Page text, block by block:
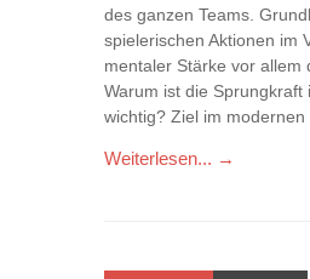
des ganzen Teams.
spielerischen Aktionen im
mentaler Stärke vor allem
Warum ist die Sprungkraft
wichtig? Ziel im modernen
Weiterlesen... →